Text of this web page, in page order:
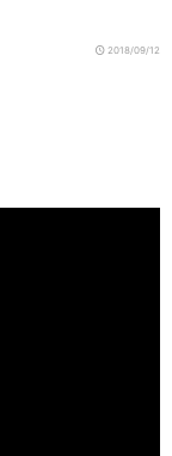
2018/09/12